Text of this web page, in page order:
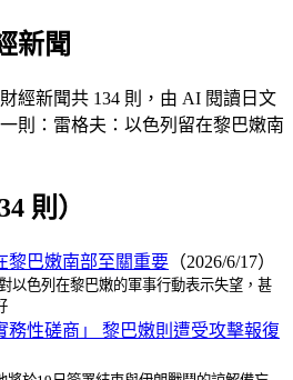
新聞
經新聞共 134 則，由 AI 閱讀日文
則：雷格夫：以色列留在黎巴嫩南
則）
黎巴嫩南部至關重要 （2026/6/17）
以色列在黎巴嫩的軍事行動表示失望，甚
務性磋商」 黎巴嫩則遭受攻擊報復